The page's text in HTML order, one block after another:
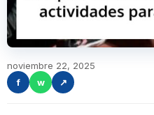
noviembre 22, 2025
f
w ↗